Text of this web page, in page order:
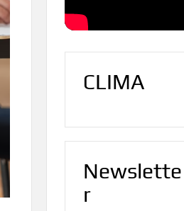
CLIMA
Newslette
r